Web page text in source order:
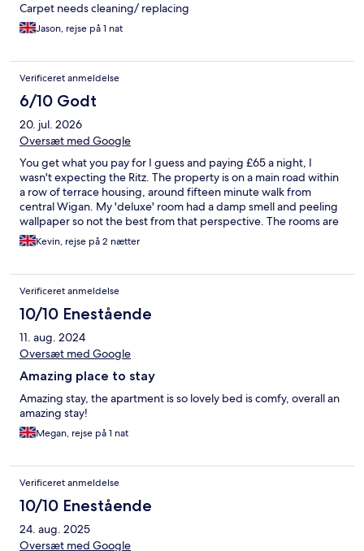
Carpet needs cleaning/ replacing
Jason, rejse på 1 nat
Verificeret anmeldelse
6/10 Godt
20. jul. 2026
Oversæt med Google
You get what you pay for I guess and paying £65 a night, I
wasn't expecting the Ritz. The property is on a main road within
a row of terrace housing, around fifteen minute walk from
central Wigan. My 'deluxe' room had a damp smell and peeling
wallpaper so not the best from that perspective. The rooms are
accessed via entering a long code on a push button metal
keypad. A simple door key would have been much simpler to
table, fridge and TV. None of these facilities are in room. In
summary, a low priced property with a low price feel. The choice
is yours 😊
Kevin, rejse på 2 nætter
Verificeret anmeldelse
10/10 Enestående
11. aug. 2024
Oversæt med Google
Amazing place to stay
Amazing stay, the apartment is so lovely bed is comfy, overall an
amazing stay!
Megan, rejse på 1 nat
Verificeret anmeldelse
10/10 Enestående
24. aug. 2025
Oversæt med Google